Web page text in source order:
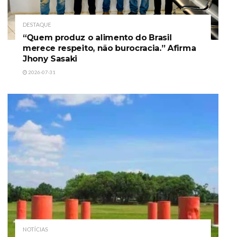
DESTAQUE
“Quem produz o alimento do Brasil
merece respeito, não burocracia.” Afirma
Jhony Sasaki
2026-07-31
NOTÍCIAS